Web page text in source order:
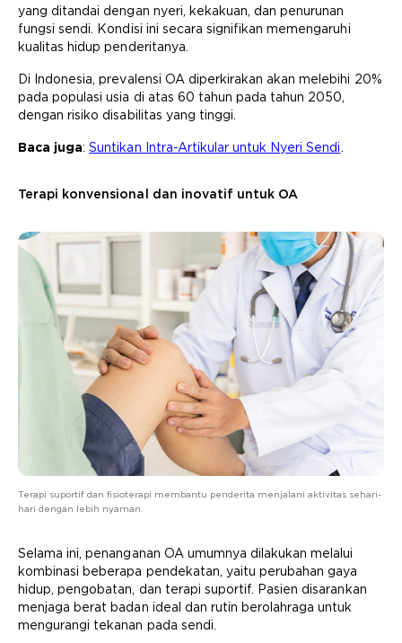
yang ditandai dengan nyeri, kekakuan, dan penurunan
fungsi sendi. Kondisi ini secara signifikan memengaruhi
kualitas hidup penderitanya.
Di Indonesia, prevalensi OA diperkirakan akan melebihi 20%
pada populasi usia di atas 60 tahun pada tahun 2050,
dengan risiko disabilitas yang tinggi.
Baca juga:Suntikan Intra-Artikular untuk Nyeri Sendi
Terapi konvensional dan inovatif untuk OA
Terapi suportif dan fisioterapi membantu penderita menjalani aktivitas sehari-
hari dengan lebih nyaman.
Selama ini, penanganan OA umumnya dilakukan melalui
kombinasi beberapa pendekatan, yaitu perubahan gaya
hidup, pengobatan, dan terapi suportif. Pasien disarankan
menjaga berat badan ideal dan rutin berolahraga untuk
mengurangi tekanan pada sendi.